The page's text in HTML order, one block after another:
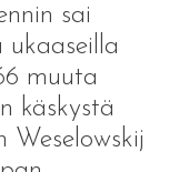
sai
ukaaseilla
muuta
käskystä
Weselowskij